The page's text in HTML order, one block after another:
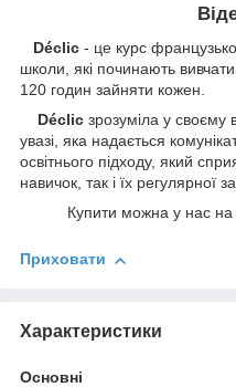
Déclic - це курс
школи, які починають
120 годин зайняти кожен.
Déclic зрозуміла у своєму
увазі, яка надається
освітнього підходу, який
навичок, так і їх регулярної
Купити можна у нас на
Приховати
Характеристики
Основні